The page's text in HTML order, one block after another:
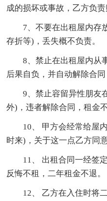
成的损坏或事故，乙方负
7、不要在出租屋内存
存折等)，丢失概不负责。
8、禁止在出租屋内从
后果自负，并自动解除合同
9、禁止容留异性朋友
外)，违者解除合同，租金
10、 甲方会经常给屋
时来)，关于这一点乙方同意
11、 出租合同一经签
反悔不租，二年租金不退。
12、 乙方在入住时将